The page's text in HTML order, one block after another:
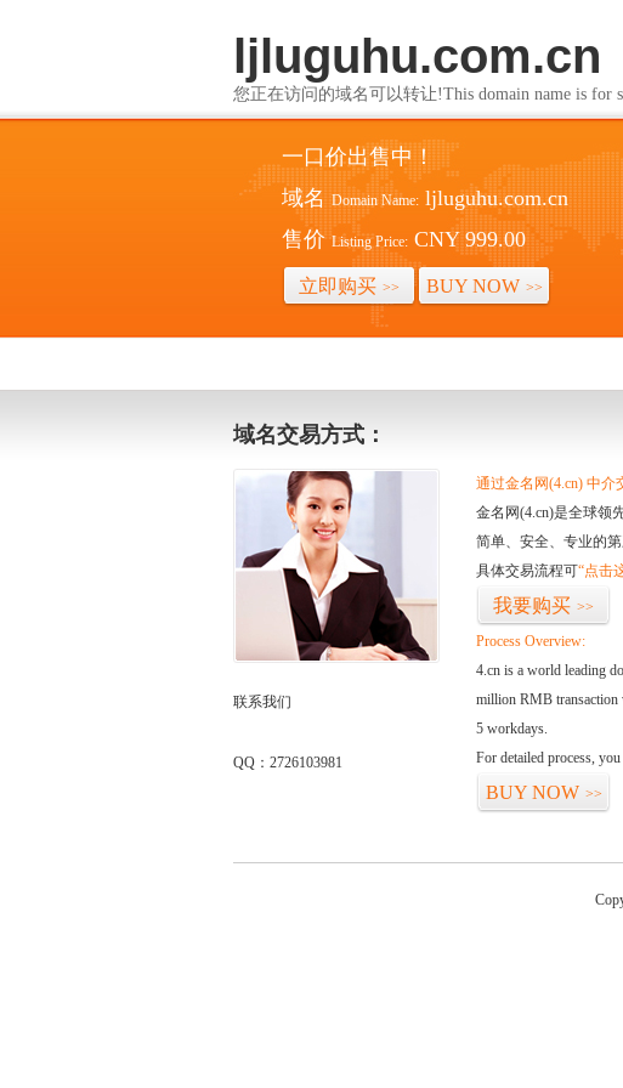
ljluguhu.com.cn
您正在访问的域名可以转让!This domain name is for
一口价出售中！
域名 Domain Name: ljluguhu.com.cn
售价 Listing Price: CNY 999.00
立即购买 >> BUY NOW >>
域名交易方式：
联系我们
QQ：2726103981
通过金名网(4.cn) 中介
金名网(4.cn)是全球领
简单、安全、专业的
具体交易流程可“点击
我要购买 >>
Process Overview:
4.cn is a world leading
million RMB transaction
5 workdays.
For detailed process, you
BUY NOW >>